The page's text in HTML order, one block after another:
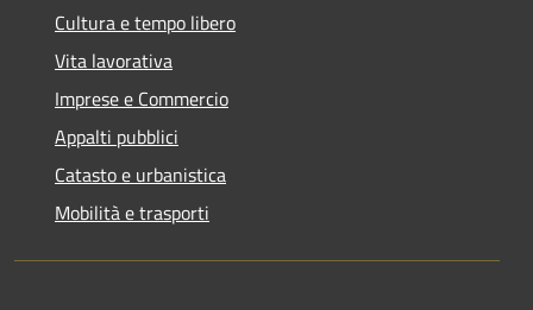
Cultura e tempo libero
Vita lavorativa
Imprese e Commercio
Appalti pubblici
Catasto e urbanistica
Mobilità e trasporti